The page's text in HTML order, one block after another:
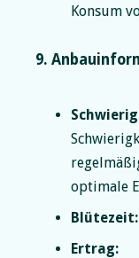
Konsum
9.
optimale
Blütezeit:
Ertrag: